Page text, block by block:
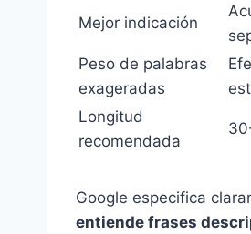
Mejor indicación
Peso de palabras
exageradas
Longitud
recomendada
Google especifica
entiende frases